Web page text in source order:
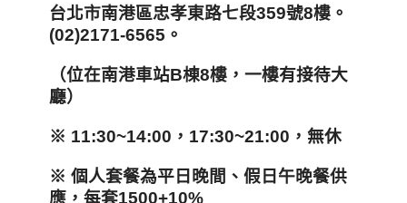
台北市南港區忠孝東路七段359號8樓。
(02)2171-6565 。
（位在南港車站B棟8樓，一樓有接待大
廳）
※ 11:30~14:00 ，17:30~21:00 ，無休
※ 個人套餐為平日晚間、假日午晚餐供
應，每套1500+10%